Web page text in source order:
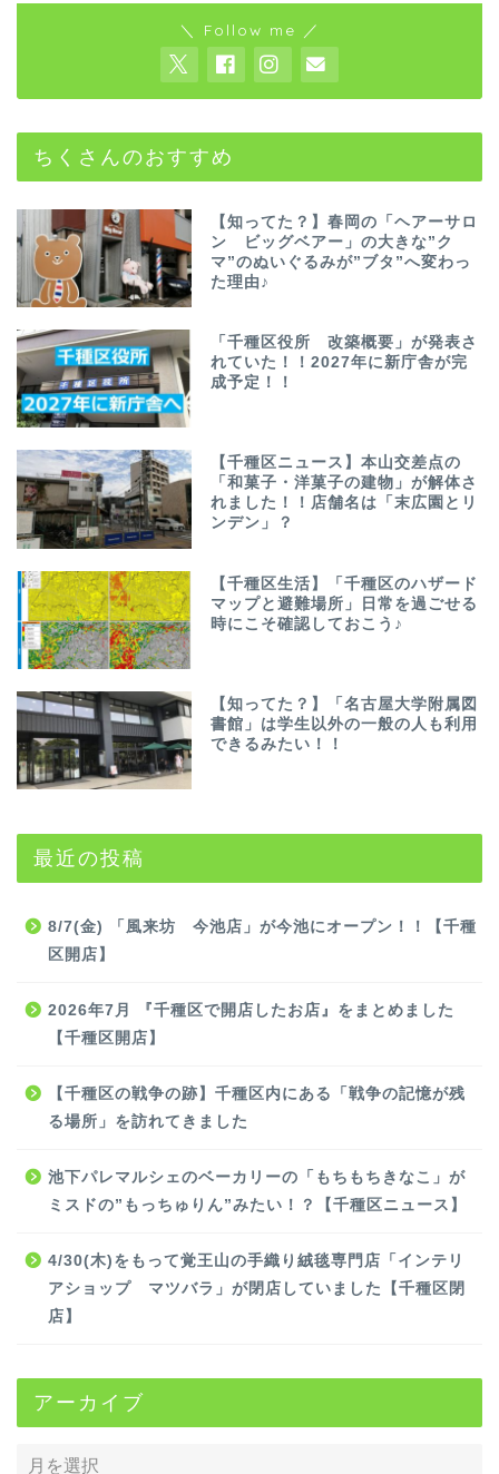
＼ Follow me ／
ちくさんのおすすめ
【知ってた？】春岡の「ヘアーサロ
ン ビッグベアー」の大きな”ク
マ”のぬいぐるみが”ブタ”へ変わっ
た理由♪
「千種区役所 改築概要」が発表さ
れていた！！2027年に新庁舎が完
成予定！！
【千種区ニュース】本山交差点の
「和菓子・洋菓子の建物」が解体さ
れました！！店舗名は「末広園とリ
ンデン」？
【千種区生活】「千種区のハザード
マップと避難場所」日常を過ごせる
時にこそ確認しておこう♪
【知ってた？】「名古屋大学附属図
書館」は学生以外の一般の人も利用
できるみたい！！
最近の投稿
8/7(金) 「風来坊 今池店」が今池にオープン！！【千種
区開店】
2026年7月 『千種区で開店したお店』をまとめました
【千種区開店】
【千種区の戦争の跡】千種区内にある「戦争の記憶が残
る場所」を訪れてきました
池下パレマルシェのベーカリーの「もちもちきなこ」が
ミスドの”もっちゅりん”みたい！？【千種区ニュース】
4/30(木)をもって覚王山の手織り絨毯専門店「インテリ
アショップ マツバラ」が閉店していました【千種区閉
店】
アーカイブ